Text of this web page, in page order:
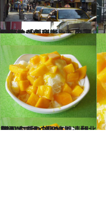
2013.2.25
観光地「永康街」へのアクセスが便利に！ 周辺お薦めスポット
旅＆お出かけ
2012.9.11
B級グルメの聖地！ 台北駅から2駅、MRT雙連駅周辺ぶらり旅
旅＆お出かけ